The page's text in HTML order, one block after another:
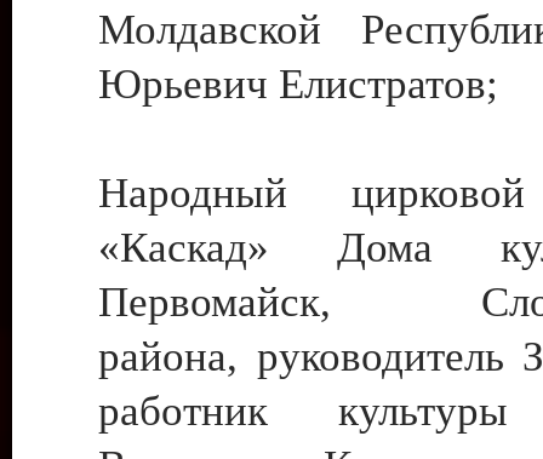
Молдавской
Юрьевич Елистратов;
Народный цирковой
«Каскад» Дома
Первомайск,
района, руководитель
работник культуры